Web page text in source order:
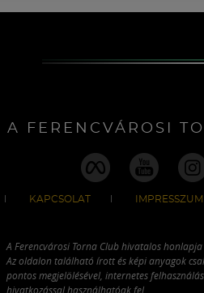
A FERENCVÁROSI
KAPCSOLAT IMPRESSZUM
A Ferencvárosi Torna Club hivatalos honlapja
Az oldalon található írott és képi anyagok
pontos megjelölésével, internetes
hivatkozással használhatóak fel.